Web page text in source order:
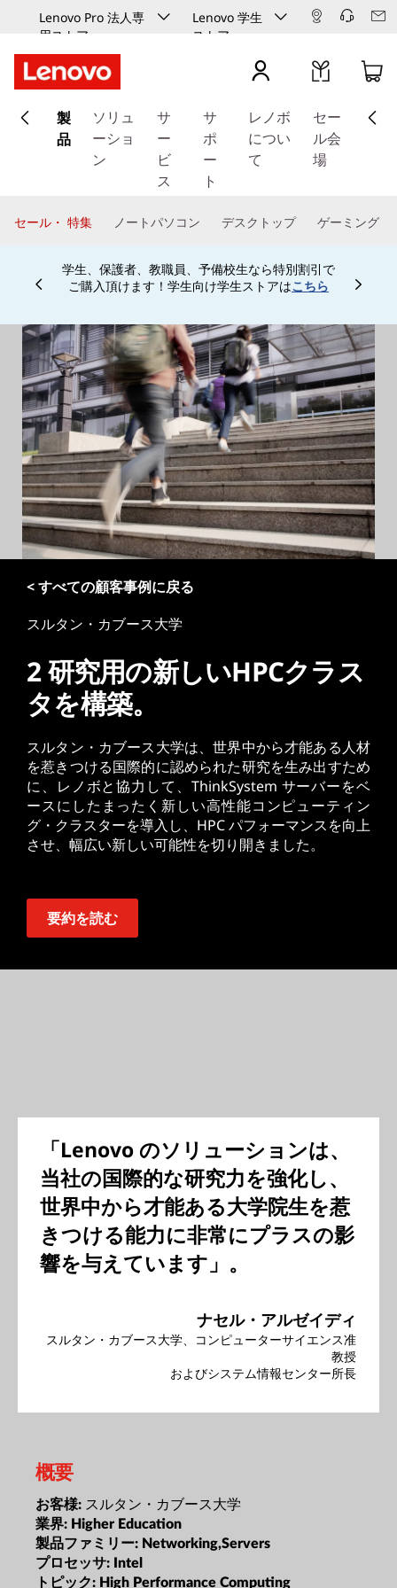
Lenovo Pro 法人専
用ストア
Lenovo 学生
ストア
イ
ン
ッ
プ
す
る
製
品
ソリュ
ーショ
ン
サ
ー
ビ
ス
サ
ポ
ー
ト
レノボ
につい
て
セー
ル会
場
セール・ 特集 ノートパソコン デスクトップ ゲーミング
学生、保護者、教職員、予備校生なら特別割引で
ご購入頂けます！学生向け学生ストアはこちら
Currently displaying item 4 of
< すべての顧客事例に戻る
スルタン・カブース大学
2 研究用の新しいHPCクラス
タを構築。
スルタン・カブース大学は、世界中から才能ある人材
を惹きつける国際的に認められた研究を生み出すため
に、レノボと協力して、ThinkSystem サーバーをベ
ースにしたまったく新しい高性能コンピューティン
グ・クラスターを導入し、HPC パフォーマンスを向上
させ、幅広い新しい可能性を切り開きました。
要約を読む
「Lenovo のソリューションは、
当社の国際的な研究力を強化し、
世界中から才能ある大学院生を惹
きつける能力に非常にプラスの影
響を与えています」。
ナセル・アルゼイディ
スルタン・カブース大学、コンピューターサイエンス准
教授
およびシステム情報センター所長
概要
お客様: スルタン・カブース大学
業界: Higher Education
製品ファミリー: Networking,Servers
プロセッサ: Intel
トピック: High Performance Computing